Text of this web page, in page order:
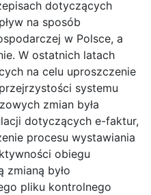
dotyczących
na sposób
w Polsce, a
W ostatnich latach
na celu uproszczenie
systemu
zmian była
dotyczących e-faktur,
procesu wystawiania
obiegu
zmianą było
pliku kontrolnego